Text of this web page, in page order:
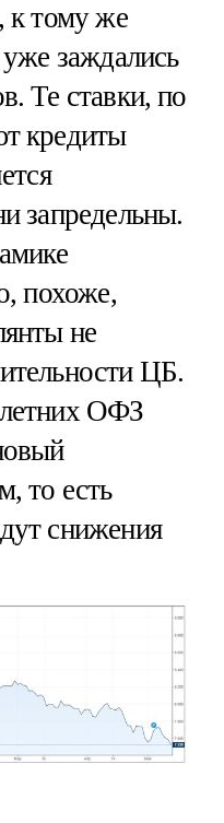
к тому же
заждались
Те ставки, по
кредиты
запредельны.
похоже,
не
ЦБ.
ОФЗ
то есть
снижения